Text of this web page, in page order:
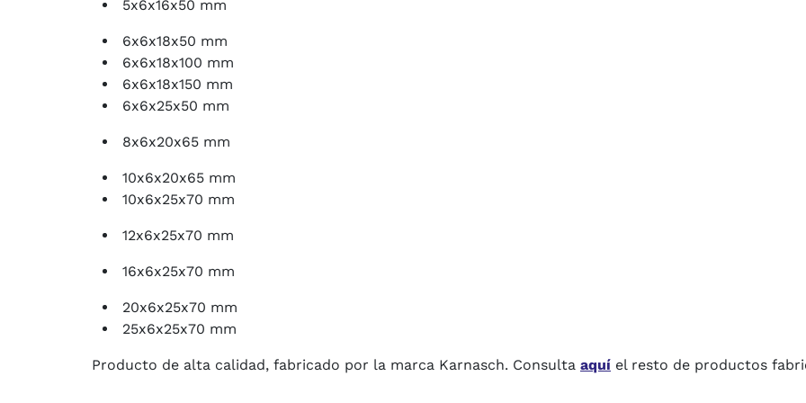
5x6x16x50 mm
6x6x18x50 mm
6x6x18x100 mm
6x6x18x150 mm
6x6x25x50 mm
8x6x20x65 mm
10x6x20x65 mm
10x6x25x70 mm
12x6x25x70 mm
16x6x25x70 mm
20x6x25x70 mm
25x6x25x70 mm
Producto de alta calidad, fabricado por la marca Karnasch. Consulta aquí el resto de productos